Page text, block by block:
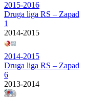
2015-2016
Druga liga RS – Zapad
1
2014-2015
2014-2015
Druga liga RS – Zapad
6
2013-2014